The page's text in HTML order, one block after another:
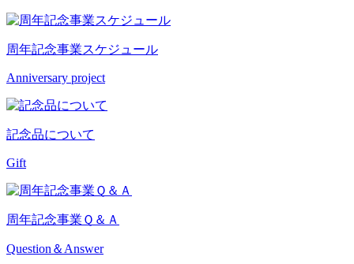
周年記念事業スケジュール
Anniversary project
記念品について
Gift
周年記念事業Ｑ＆Ａ
Question＆Answer